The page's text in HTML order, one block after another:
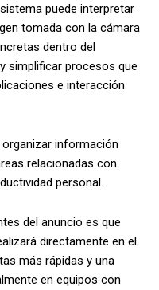
puede interpretar
tomada con la cámara
dentro del
simplificar procesos que
e interacción
información
relacionadas con
personal.
del anuncio es que
directamente en el
más rápidas y una
en equipos con